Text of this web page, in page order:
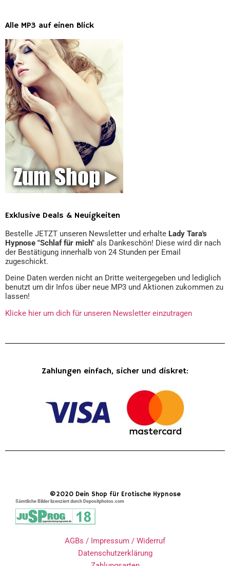
Alle MP3 auf einen Blick
Exklusive Deals & Neuigkeiten
Bestelle JETZT unseren Newsletter und erhalte Lady Tara's
Hypnose "Schlaf für mich" als Dankeschön! Diese wird dir nach
der Bestätigung innerhalb von 24 Stunden per Email
zugeschickt.
Deine Daten werden nicht an Dritte weitergegeben und lediglich
benutzt um dir Infos über neue MP3 und Aktionen zukommen zu
lassen!
Klicke hier um dich für unseren Newsletter einzutragen
Zahlungen einfach, sicher und diskret:
©2020 Dein Shop für Erotische Hypnose
Sämtliche Bilder lizenziert durch Depositphotos.com
AGBs / Impressum / Widerruf
Datenschutzerklärung